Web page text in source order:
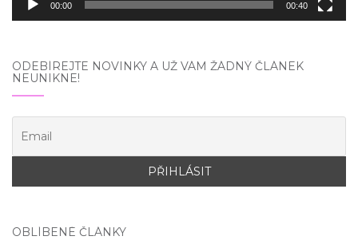
00:00 00:40
ODEBÍREJTE NOVINKY A UŽ VÁM ŽÁDNÝ ČLÁNEK
NEUNIKNE!
OBLÍBENÉ ČLÁNKY